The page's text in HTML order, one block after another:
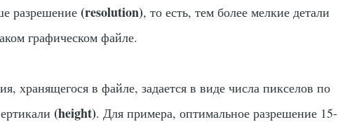
разрешение(resolution), то есть, тем более мелкие детали
графическом файле.
хранящегося в файле, задается в виде числа пикселов по
(height). Для примера, оптимальное разрешение 15-